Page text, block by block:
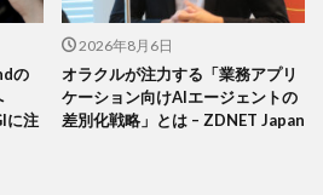
の
に注
2026年8月6日
オラクルが注力する「業務アプリ
ケーション向けAIエージェントの
差別化戦略」とは – ZDNET Japan